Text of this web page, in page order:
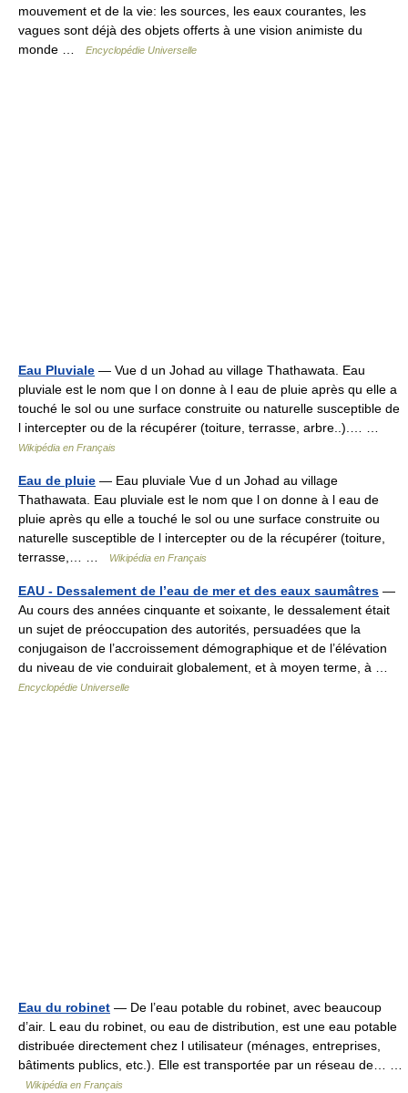
mouvement et de la vie: les sources, les eaux courantes, les
vagues sont déjà des objets offerts à une vision animiste du
monde …
Encyclopédie Universelle
Eau Pluviale — Vue d un Johad au village Thathawata. Eau
pluviale est le nom que l on donne à l eau de pluie après qu elle a
touché le sol ou une surface construite ou naturelle susceptible de
l intercepter ou de la récupérer (toiture, terrasse, arbre..).… …
Wikipédia en Français
Eau de pluie — Eau pluviale Vue d un Johad au village
Thathawata. Eau pluviale est le nom que l on donne à l eau de
pluie après qu elle a touché le sol ou une surface construite ou
naturelle susceptible de l intercepter ou de la récupérer (toiture,
terrasse,… …
Wikipédia en Français
EAU - Dessalement de l’eau de mer et des eaux saumâtres —
Au cours des années cinquante et soixante, le dessalement était
un sujet de préoccupation des autorités, persuadées que la
conjugaison de l’accroissement démographique et de l’élévation
du niveau de vie conduirait globalement, et à moyen terme, à …
Encyclopédie Universelle
Eau du robinet — De l’eau potable du robinet, avec beaucoup
d’air. L eau du robinet, ou eau de distribution, est une eau potable
distribuée directement chez l utilisateur (ménages, entreprises,
bâtiments publics, etc.). Elle est transportée par un réseau de… …
Wikipédia en Français